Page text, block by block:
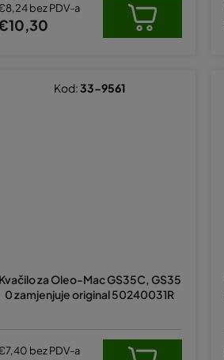
bez PDV-a
Kvačilo za Oleo-Mac GS35C, GS35
0 zamjenjuje original 50240031R
bez PDV-a
Kod:33-9561